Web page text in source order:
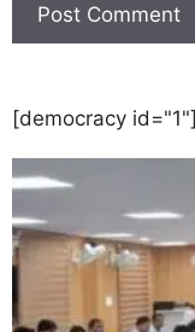
[democracy id="1"]